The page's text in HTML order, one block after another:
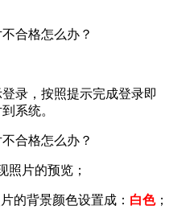
录，按照提示完成登录即
系统。
照片的预览；
的背景颜色设置成： 白色；